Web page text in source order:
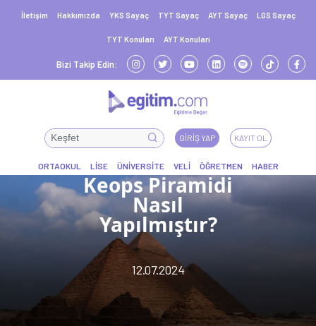
İletişim Hakkımızda YKS Sayaç TYT Sayaç AYT Sayaç LGS Sayaç
TYT Konuları AYT Konuları
Bizi Takip Edin:
GIRIŞ YAP KAYIT OL
Keops Piramidi
Nasıl
Yapılmıştır?
12.07.2024